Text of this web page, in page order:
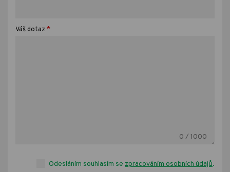
Váš dotaz *
0 / 1000
Odesláním souhlasím se zpracováním osobních údajů.